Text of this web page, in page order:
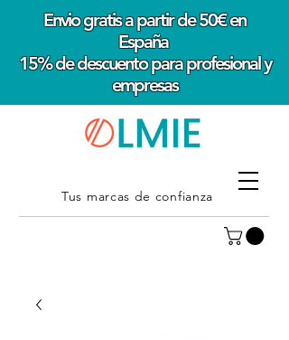
Envio gratis a partir de 50€ en
España
15% de descuento para profesional y
empresas
Tus marcas de confianza